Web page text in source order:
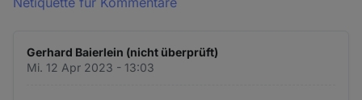
Gerhard Baierlein (nicht überprüft)
Mi. 12 Apr 2023 - 13:03